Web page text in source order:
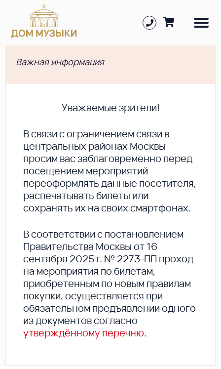
Важная информация
Уважаемые зрители!
В cвязи с ограничением связи в
центральных районах Москвы
просим вас заблаговременно перед
посещением мероприятий
переоформлять данные посетителя,
распечатывать билеты или
сохранять их на своих смартфонах.
В соответствии с постановлением
Правительства Москвы от 16
сентября 2025 г. № 2273-ПП проход
на мероприятия по билетам,
приобретенным по новым правилам
покупки, осуществляется при
обязательном предъявлении одного
из документов согласно
утверждённому перечню.